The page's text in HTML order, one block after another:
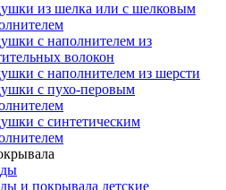
из шелка или с шелковым
с наполнителем из
волокон
с наполнителем из шерсти
с пухо-перовым
с синтетическим
и покрывала детские